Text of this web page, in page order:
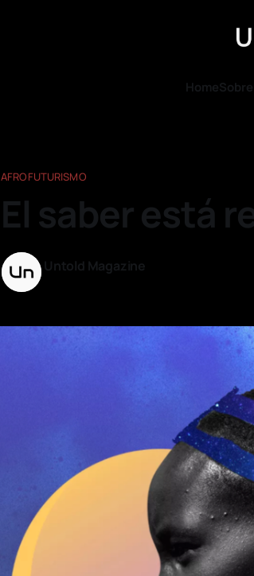
Home
AFROFUTURISMO
El saber está
Untold Magazine